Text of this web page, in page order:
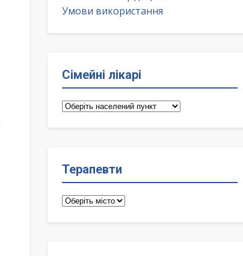
Умови використання
Сімейні лікарі
Сімейні
Терапевти
Терапевти